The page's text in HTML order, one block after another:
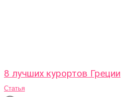
8 лучших курортов Греции
Статья